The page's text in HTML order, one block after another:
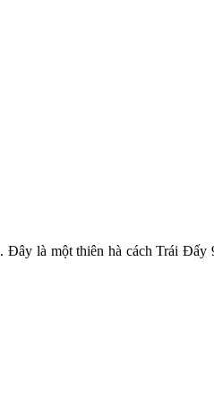
là một thiên hà cách Trái Đấy